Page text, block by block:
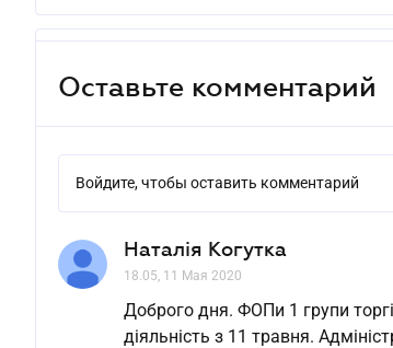
Оставьте комментарий
Войдите, чтобы оставить комментарий
Наталія Когутка
18.05, 11 Мая 2020
Доброго дня. ФОПи 1 групи
діяльність з 11 травня.